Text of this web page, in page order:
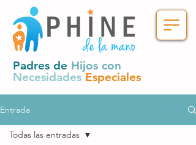
Padres de Hijos con
Necesidades Especiales
Entrada
Todas las entradas